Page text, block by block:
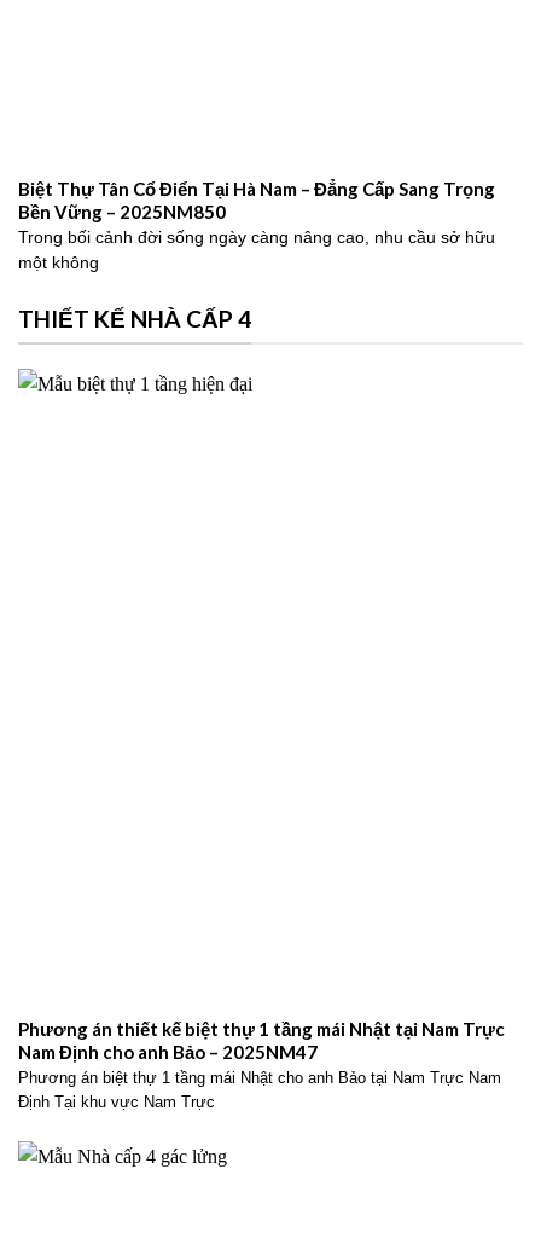
Biệt Thự Tân Cổ Điển Tại Hà Nam – Đẳng Cấp Sang Trọng
Bền Vững – 2025NM850
Trong bối cảnh đời sống ngày càng nâng cao, nhu cầu sở hữu
một không
THIẾT KẾ NHÀ CẤP 4
Phương án thiết kế biệt thự 1 tầng mái Nhật tại Nam Trực
Nam Định cho anh Bảo – 2025NM47
Phương án biệt thự 1 tầng mái Nhật cho anh Bảo tại Nam Trực Nam
Định Tại khu vực Nam Trực